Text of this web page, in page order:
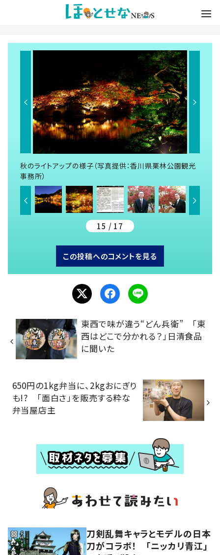
秋のライトアップの様子（写真提供：香川県栗林公園観光
事務所）
15 / 17
この投稿へのコメントを見る
東西で味が違う“どん兵衛” 「東
西はどこで分かれる？」日清食品
に聞いた
650円の1kg弁当に、2kgおにぎり
も!? 「面白さ」を販売する粋な
弁当屋店主
刀剣乱舞キャラとモデルの日本
刀がコラボ！ 「ニッカリ青江」